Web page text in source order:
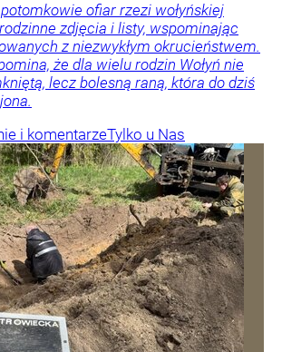
ofiar rzezi wołyńskiej
zdjęcia i listy, wspominając
z niezwykłym okrucieństwem.
że dla wielu rodzin Wołyń nie
lecz bolesną raną, która do dziś
i komentarzeTylko u Nas